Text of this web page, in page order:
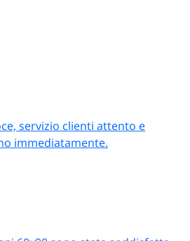
servizio clienti attento e
immediatamente.